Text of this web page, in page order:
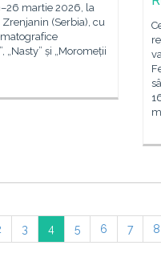
martie 2026, la
Zrenjanin (Serbia), cu
„Nasty” și „Moromeții
3 4 5 6 7 8